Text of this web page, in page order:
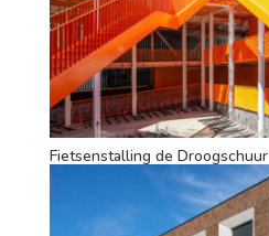
Fietsenstalling de Droogschuur